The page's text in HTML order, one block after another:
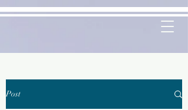
Post